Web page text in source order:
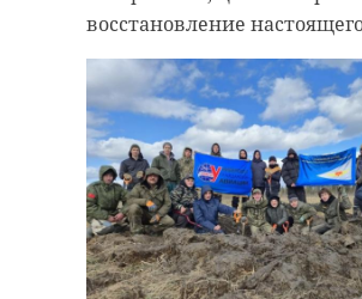
восстановление
// Мы есть вMAX. Не
Фото: https://vk.com/wall-
178746454_32729
сосново
детская школа искусств